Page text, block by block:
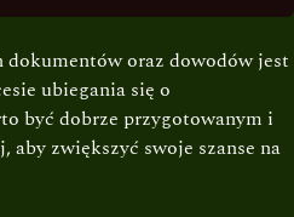
oraz dowodów jest
ubiegania się o
być dobrze przygotowanym i
aby zwiększyć swoje szanse na